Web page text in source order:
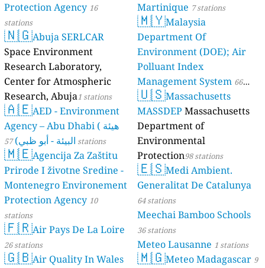
Protection Agency 16
stations
🇳🇬Abuja SERLCAR
Space Environment
Research Laboratory,
Center for Atmospheric
Research, Abuja1 stations
🇦🇪AED - Environment
Agency – Abu Dhabi ( هيئة
البيئة - أبو ظبي) 57 stations
🇲🇪Agencija Za Zaštitu
Prirode I životne Sredine -
Montenegro Environement
Protection Agency 10
stations
🇫🇷Air Pays De La Loire
26 stations
🇬🇧Air Quality In Wales
Martinique 7 stations
🇲🇾Malaysia
Department Of
Environment (DOE); Air
Polluant Index
Management System 66
stations
🇺🇸Massachusetts
MASSDEP Massachusetts
Department of
Environmental
Protection98 stations
🇪🇸Medi Ambient.
Generalitat De Catalunya
64 stations
Meechai Bamboo Schools
36 stations
Meteo Lausanne 1 stations
🇲🇬Meteo Madagascar 9